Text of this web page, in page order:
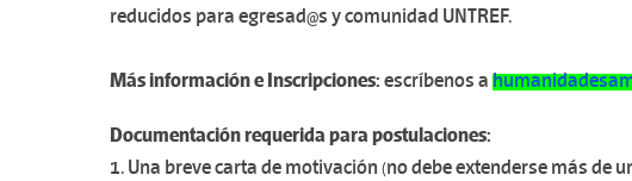
reducidos para egresad@s y comunidad UNTREF.
Más información e Inscripciones: escríbenos a humanid
Documentación requerida para postulaciones:
1. Una breve carta de motivación (no debe extenderse más de